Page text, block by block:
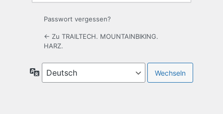
Passwort vergessen?
← Zu TRAILTECH. MOUNTAINBIKING.
HARZ.
Sprache